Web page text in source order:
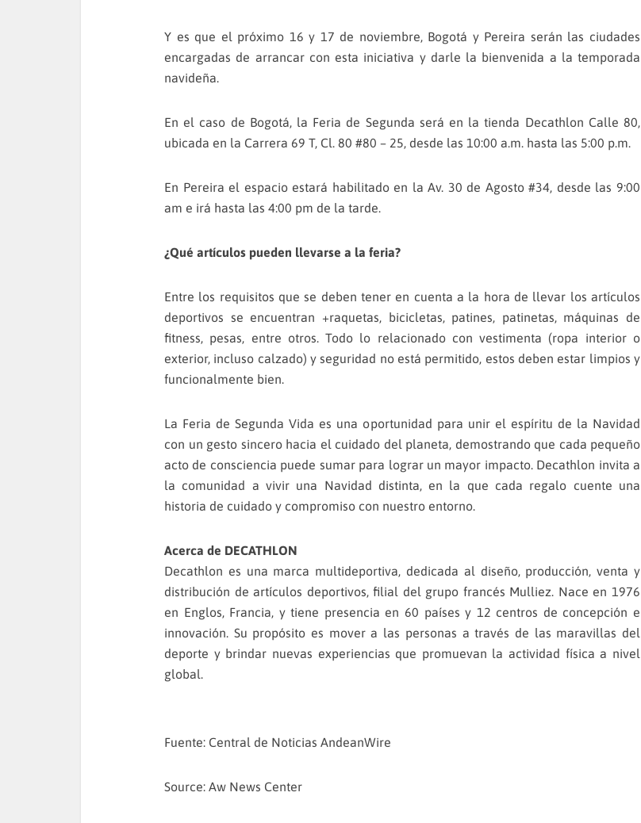
Y es que el próximo 16 y 17 de noviembre, Bogotá y Pereira serán las ciudades
encargadas de arrancar con esta iniciativa y darle la bienvenida a la temporada
navideña.
En el caso de Bogotá, la Feria de Segunda será en la tienda Decathlon Calle 80,
ubicada en la Carrera 69 T, Cl. 80 #80 – 25, desde las 10:00 a.m. hasta las 5:00 p.m.
En Pereira el espacio estará habilitado en la Av. 30 de Agosto #34, desde las 9:00
am e irá hasta las 4:00 pm de la tarde.
¿Qué artículos pueden llevarse a la feria?
Entre los requisitos que se deben tener en cuenta a la hora de llevar los artículos
deportivos se encuentran +raquetas, bicicletas, patines, patinetas, máquinas de
fitness, pesas, entre otros. Todo lo relacionado con vestimenta (ropa interior o
exterior, incluso calzado) y seguridad no está permitido, estos deben estar limpios y
funcionalmente bien.
La Feria de Segunda Vida es una oportunidad para unir el espíritu de la Navidad
con un gesto sincero hacia el cuidado del planeta, demostrando que cada pequeño
acto de consciencia puede sumar para lograr un mayor impacto. Decathlon invita a
la comunidad a vivir una Navidad distinta, en la que cada regalo cuente una
historia de cuidado y compromiso con nuestro entorno.
Acerca de DECATHLON
Decathlon es una marca multideportiva, dedicada al diseño, producción, venta y
distribución de artículos deportivos, filial del grupo francés Mulliez. Nace en 1976
en Englos, Francia, y tiene presencia en 60 países y 12 centros de concepción e
innovación. Su propósito es mover a las personas a través de las maravillas del
deporte y brindar nuevas experiencias que promuevan la actividad física a nivel
global.
Fuente: Central de Noticias AndeanWire
Source: Aw News Center